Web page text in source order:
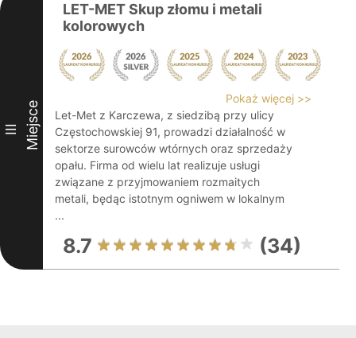
III Miejsce
LET-MET Skup złomu i metali
kolorowych
Pokaż więcej >>
Let-Met z Karczewa, z siedzibą przy ulicy
Częstochowskiej 91, prowadzi działalność w
sektorze surowców wtórnych oraz sprzedaży
opału. Firma od wielu lat realizuje usługi
związane z przyjmowaniem rozmaitych
metali, będąc istotnym ogniwem w lokalnym
...
8.7 (34)